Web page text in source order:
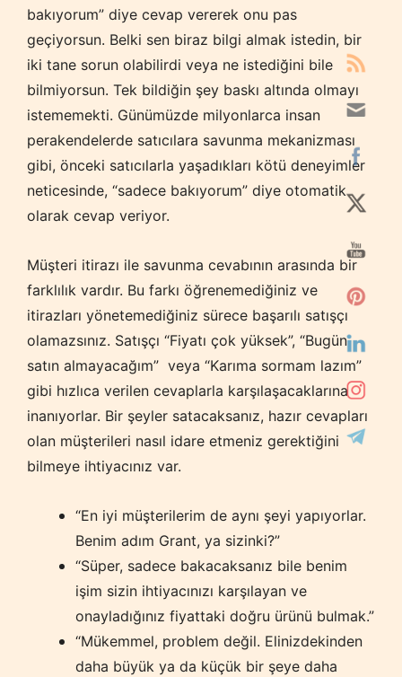
bakıyorum” diye cevap vererek onu pas
geçiyorsun. Belki sen biraz bilgi almak istedin, bir
iki tane sorun olabilirdi veya ne istediğini bile
bilmiyorsun. Tek bildiğin şey baskı altında olmayı
istememekti. Günümüzde milyonlarca insan
perakendelerde satıcılara savunma mekanizması
gibi, önceki satıcılarla yaşadıkları kötü deneyimler
neticesinde, “sadece bakıyorum” diye otomatik
olarak cevap veriyor.
Müşteri itirazı ile savunma cevabının arasında bir
farklılık vardır. Bu farkı öğrenemediğiniz ve
itirazları yönetemediğiniz sürece başarılı satışçı
olamazsınız. Satışçı “Fiyatı çok yüksek”, “Bugün
satın almayacağım” veya “Karıma sormam lazım”
gibi hızlıca verilen cevaplarla karşılaşacaklarına
inanıyorlar. Bir şeyler satacaksanız, hazır cevapları
olan müşterileri nasıl idare etmeniz gerektiğini
bilmeye ihtiyacınız var.
“En iyi müşterilerim de aynı şeyi yapıyorlar.
Benim adım Grant, ya sizinki?”
“Süper, sadece bakacaksanız bile benim
işim sizin ihtiyacınızı karşılayan ve
onayladığınız fiyattaki doğru ürünü bulmak.”
“Mükemmel, problem değil. Elinizdekinden
daha büyük ya da küçük bir şeye daha